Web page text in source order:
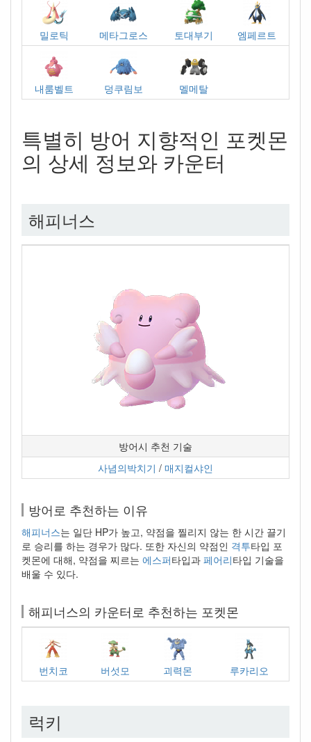
밀로틱 메타그로스 토대부기 엠페르트
내룸벨트 덩쿠림보 멜메탈
특별히 방어 지향적인 포켓몬
의 상세 정보와 카운터
해피너스
방어시 추천 기술
사념의박치기 / 매지컬샤인
방어로 추천하는 이유
해피너스는 일단 HP가 높고, 약점을 찔리지 않는 한 시간 끌기
로 승리를 하는 경우가 많다. 또한 자신의 약점인 격투타입 포
켓몬에 대해, 약점을 찌르는 에스퍼타입과 페어리타입 기술을
배울 수 있다.
해피너스의 카운터로 추천하는 포켓몬
번치코 버섯모 괴력몬 루카리오
럭키